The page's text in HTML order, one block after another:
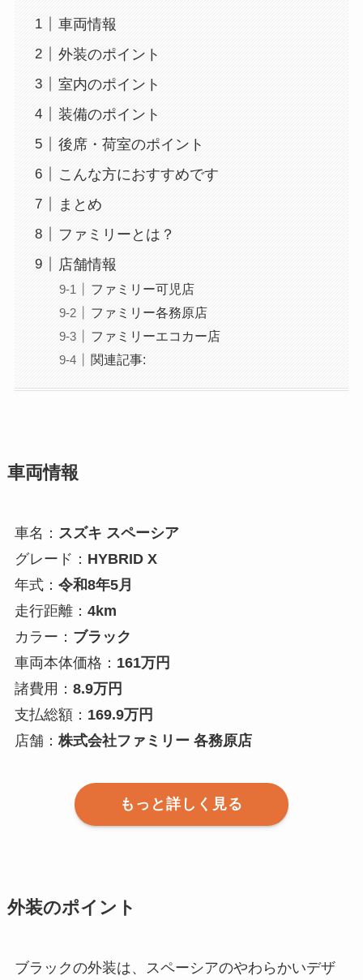
車両情報
外装のポイント
室内のポイント
装備のポイント
後席・荷室のポイント
こんな方におすすめです
まとめ
ファミリーとは？
店舗情報
ファミリー可児店
ファミリー各務原店
ファミリーエコカー店
関連記事:
車両情報
車名： スズキ スペーシア
グレード： HYBRID X
年式： 令和8年5月
走行距離： 4km
カラー： ブラック
車両本体価格： 161万円
諸費用： 8.9万円
支払総額： 169.9万円
店舗： 株式会社ファミリー 各務原店
もっと詳しく見る
外装のポイント
ブラックの外装は、スペーシアのやわらかいデザ